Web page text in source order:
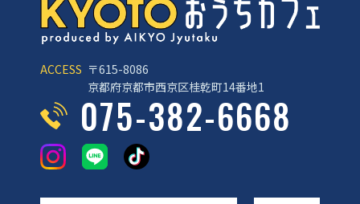
ACCESS 〒615-8086
京都府京都市西京区桂乾町14番地1
075-382-6668